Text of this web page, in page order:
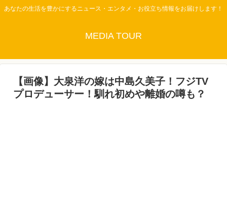
あなたの生活を豊かにするニュース・エンタメ・お役立ち情報をお届けします！
MEDIA TOUR
【画像】大泉洋の嫁は中島久美子！フジTV
プロデューサー！馴れ初めや離婚の噂も？